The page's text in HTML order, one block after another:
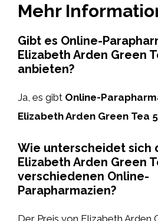
Mehr
Gibt es Online-
Elizabeth Arden Green
anbieten?
Ja, es gibt Online-
Elizabeth Arden Green Tea
Wie unterscheidet sich
Elizabeth Arden Green
verschiedenen Online-
Parapharmazien?
Der Preis von Elizabeth Arden